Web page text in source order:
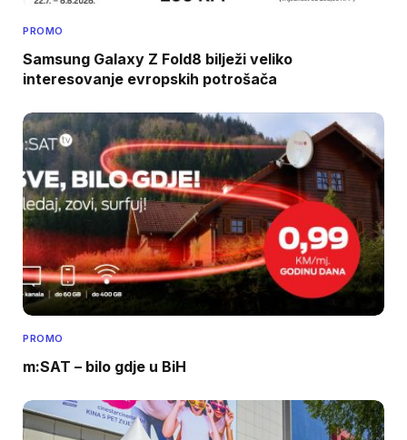
PROMO
Samsung Galaxy Z Fold8 bilježi veliko
interesovanje evropskih potrošača
PROMO
m:SAT – bilo gdje u BiH